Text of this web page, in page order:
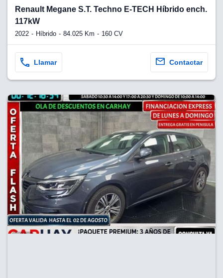
Renault Megane S.T. Techno E-TECH Híbrido ench.
117kW
2022 Híbrido 84.025 Km 160 CV
Llamar Contactar